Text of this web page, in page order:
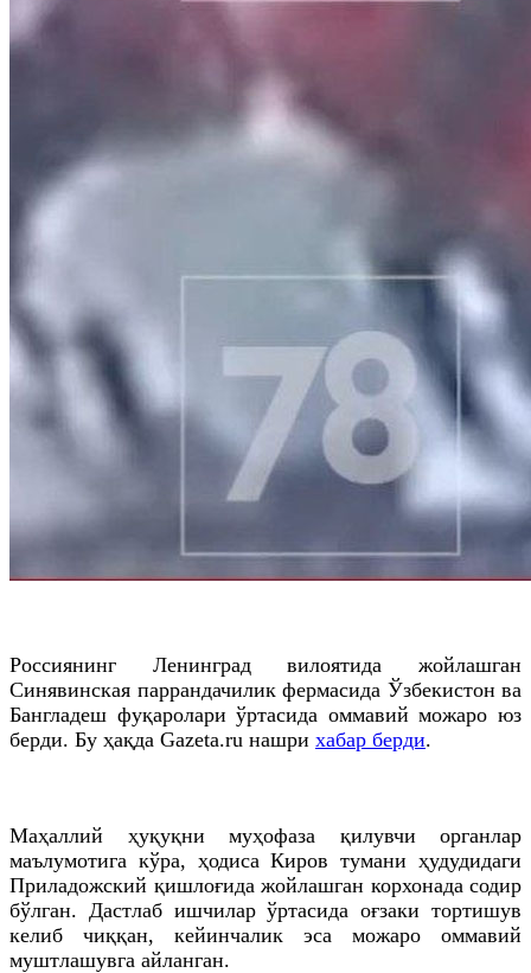
Россиянинг Ленинград вилоятида жойлашган
Синявинская паррандачилик фермасида Ўзбекистон ва
Бангладеш фуқаролари ўртасида оммавий можаро юз
берди. Бу ҳақда Gazeta.ru нашри хабар берди.
Маҳаллий ҳуқуқни муҳофаза қилувчи органлар
маълумотига кўра, ҳодиса Киров тумани ҳудудидаги
Приладожский қишлоғида жойлашган корхонада содир
бўлган. Дастлаб ишчилар ўртасида оғзаки тортишув
келиб чиққан, кейинчалик эса можаро оммавий
муштлашувга айланган.